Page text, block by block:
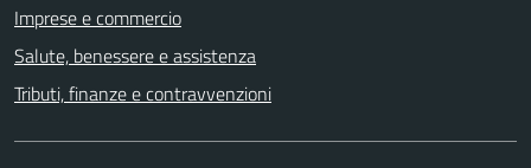
Imprese e commercio
Salute, benessere e assistenza
Tributi, finanze e contravvenzioni